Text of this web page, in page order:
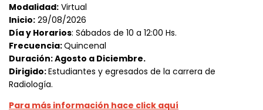
Modalidad: Virtual
Inicio: 29/08/2026
Día y Horarios: Sábados de 10 a 12:00 Hs.
Frecuencia:Quincenal
Duración: Agosto a Diciembre.
Dirigido:Estudiantes y egresados de la carrera de
Radiología.
Para más información hace click aquí